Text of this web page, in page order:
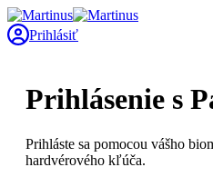
Prihlásiť
Prihlásenie s
Prihláste sa pomocou vášho
hardvérového kľúča.